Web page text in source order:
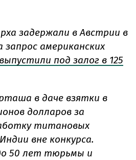
задержали в Австрии в
запрос американских
под залог в 125
в даче взятки в
долларов за
титановых
вне конкурса.
50 лет тюрьмы и